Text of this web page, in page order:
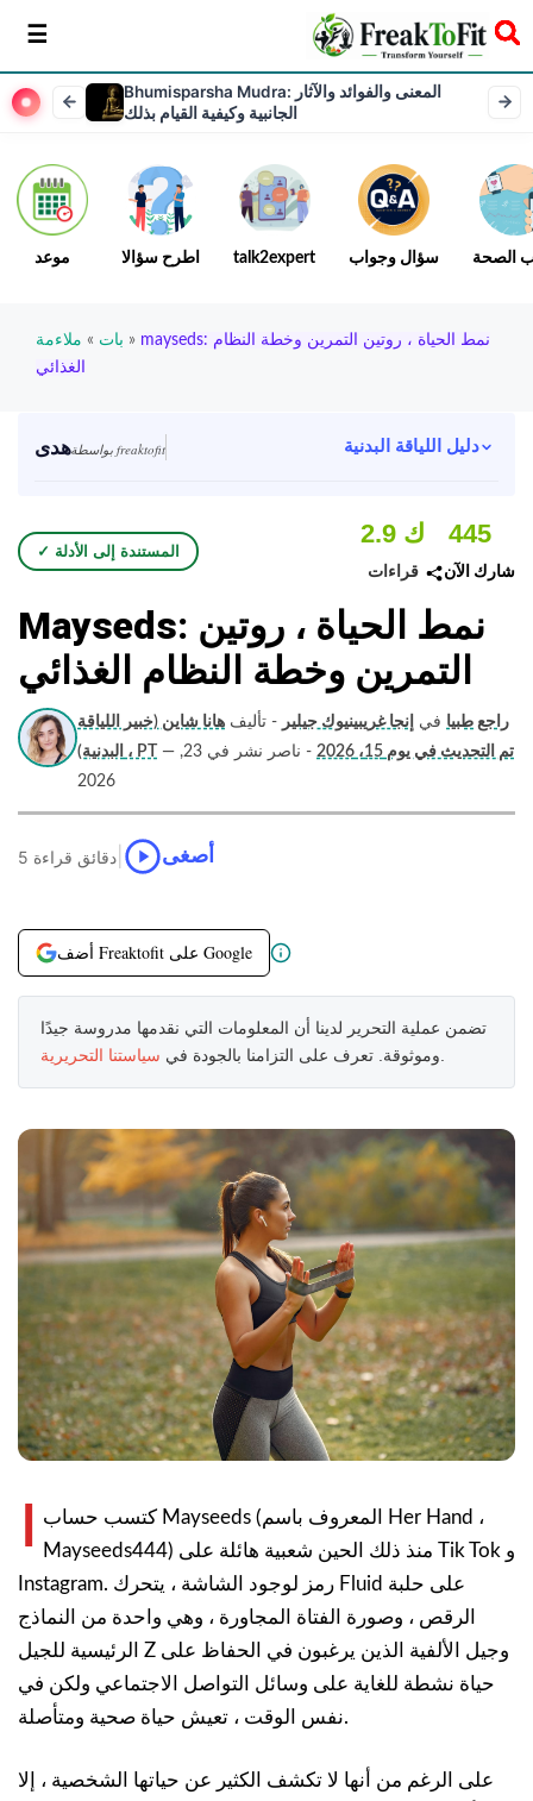
سخر
Bhumisparsha Mudra: المعنى والفوائد والآثار
الجانبية وكيفية القيام بذلك
موعد اطرح سؤالا talk2expert سؤال وجواب الصحة
بات » ملاءمة » mayseds: نمط الحياة ، روتين التمرين وخطة النظام
الغذائي
هدى بواسطة freaktofit دليل اللياقة البدنية
✓ المستندة إلى الأدلة
2.9 ك
قراءات
445
شارك الآن
Mayseds: نمط الحياة ، روتين
التمرين وخطة النظام الغذائي
راجع طبيا في إنجا غريبينيوك جيلير - تأليف هانا شاين (خبير اللياقة
البدنية) ، PT
— تم التحديث في يوم 15، 2026
- ناصر نشر في 23,
2026
5 دقائق قراءة أصغى
أضف Freaktofit على Google
تضمن عملية التحرير لدينا أن المعلومات التي نقدمها مدروسة جيدًا
وموثوقة. تعرف على التزامنا بالجودة في سياستنا التحريرية
كتسب حساب Mayseeds (المعروف باسم Her Hand ،
Mayseeds444) منذ ذلك الحين شعبية هائلة على Tik Tok و
Instagram. رمز لوجود الشاشة ، يتحرك Fluid على حلبة
الرقص ، وصورة الفتاة المجاورة ، وهي واحدة من النماذج
الرئيسية للجيل Z وجيل الألفية الذين يرغبون في الحفاظ على
حياة نشطة للغاية على وسائل التواصل الاجتماعي ولكن في
نفس الوقت ، تعيش حياة صحية ومتأصلة.
على الرغم من أنها لا تكشف الكثير عن حياتها الشخصية ، إلا